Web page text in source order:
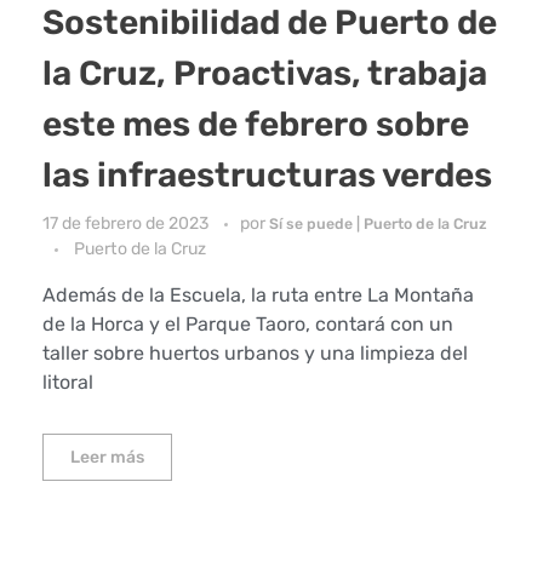
Sostenibilidad de Puerto de
la Cruz, Proactivas, trabaja
este mes de febrero sobre
las infraestructuras verdes
17 de febrero de 2023 por Sí se puede | Puerto de la Cruz
Puerto de la Cruz
Además de la Escuela, la ruta entre La Montaña
de la Horca y el Parque Taoro, contará con un
taller sobre huertos urbanos y una limpieza del
litoral
Leer más